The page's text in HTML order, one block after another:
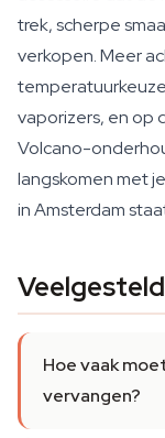
trek, scherpe
verkopen. Meer
vaporizers, en op
Volcano-
langskomen met
in Amsterdam
Hoe vaak
vervangen?